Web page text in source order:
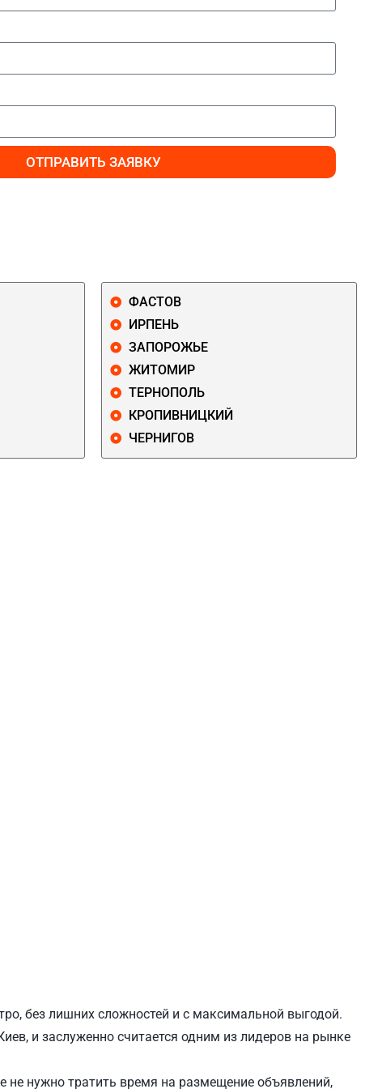
ОТПРАВИТЬ ЗАЯВКУ
ФАСТОВ
ИРПЕНЬ
ЗАПОРОЖЬЕ
ЖИТОМИР
ТЕРНОПОЛЬ
КРОПИВНИЦКИЙ
ЧЕРНИГОВ
без лишних сложностей и с максимальной выгодой.
и заслуженно считается одним из лидеров на рынке
нужно тратить время на размещение объявлений,